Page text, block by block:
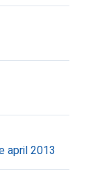
april 2013